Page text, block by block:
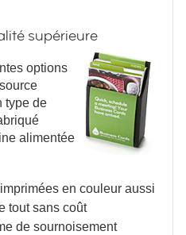
supérieure
options
type de
alimentée
en couleur aussi
tout sans coût
de sournoisement